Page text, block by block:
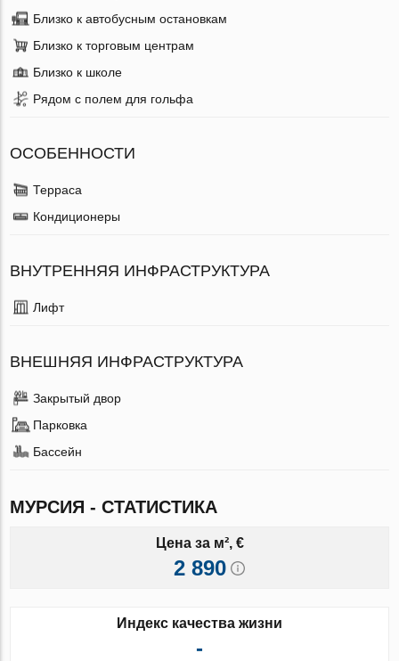
Близко к автобусным остановкам
Близко к торговым центрам
Близко к школе
Рядом с полем для гольфа
ОСОБЕННОСТИ
Терраса
Кондиционеры
ВНУТРЕННЯЯ ИНФРАСТРУКТУРА
Лифт
ВНЕШНЯЯ ИНФРАСТРУКТУРА
Закрытый двор
Парковка
Бассейн
МУРСИЯ - СТАТИСТИКА
Цена за м², €
2 890
Индекс качества жизни
-